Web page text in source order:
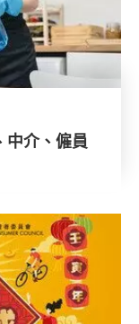
中介、僱員